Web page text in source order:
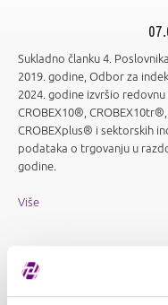
Sukladno članku 4.
2019. godine, Odbor za
2024. godine izvršio redovnu
CROBEX10®,
CROBEXplus® i sektorskih
podataka o trgovanju u
godine.
Više